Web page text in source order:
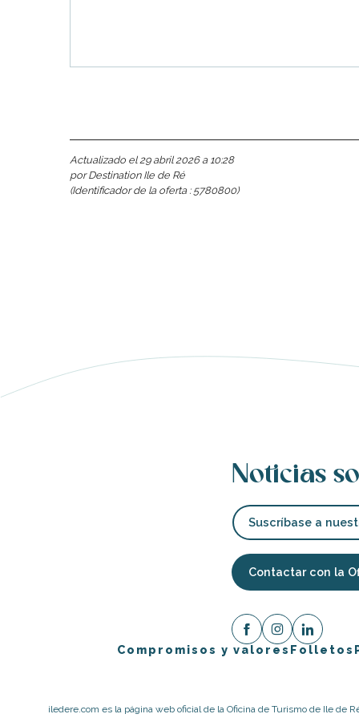
Actualizado el 29 abril 2026 a 10:28
por Destination Ile de Ré
(Identificador de la oferta : 5780800)
Noticias
Suscríbase a
Contactar con la
Compromisos y valores Folletos
iledere.com es la página web oficial de la Oficina de Turismo de Ile de